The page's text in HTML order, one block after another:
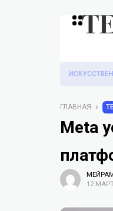
ГЛАВНАЯ
Meta
12